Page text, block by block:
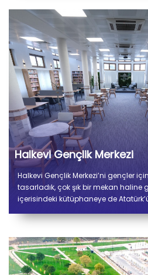
Halkevi Gençlik Merkezi
Halkevi Gençlik Merkezi’ni gençler
tasarladık, çok şık bir mekan haline
içerisindeki kütüphaneye de